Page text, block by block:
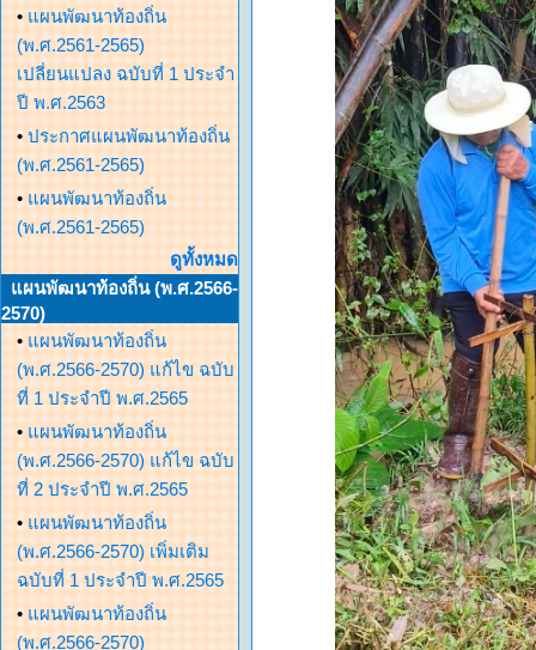
• แผนพัฒนาท้องถิ่น
(พ.ศ.2561-2565)
เปลี่ยนแปลง ฉบับที่ 1 ประจำ
ปี พ.ศ.2563
• ประกาศแผนพัฒนาท้องถิ่น
(พ.ศ.2561-2565)
• แผนพัฒนาท้องถิ่น
(พ.ศ.2561-2565)
ดูทั้งหมด
แผนพัฒนาท้องถิ่น (พ.ศ.2566-
2570)
• แผนพัฒนาท้องถิ่น
(พ.ศ.2566-2570) แก้ไข ฉบับ
ที่ 1 ประจำปี พ.ศ.2565
• แผนพัฒนาท้องถิ่น
(พ.ศ.2566-2570) แก้ไข ฉบับ
ที่ 2 ประจำปี พ.ศ.2565
• แผนพัฒนาท้องถิ่น
(พ.ศ.2566-2570) เพิ่มเติม
ฉบับที่ 1 ประจำปี พ.ศ.2565
• แผนพัฒนาท้องถิ่น
(พ.ศ.2566-2570)